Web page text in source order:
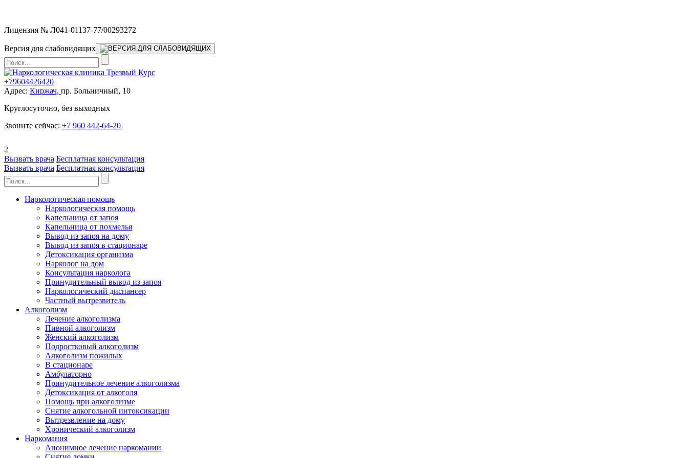
Лицензия № Л041-01137-77/00293272
Версия для слабовидящих
+79604426420
Адрес: Киржач, пр. Больничный, 10
Круглосуточно, без выходных
Звоните сейчас: +7 960 442-64-20
2
Вызвать врача Бесплатная консультация
Вызвать врача Бесплатная консультация
Наркологическая помощь
Наркологическая помощь
Капельница от запоя
Капельница от похмелья
Вывод из запоя на дому
Вывод из запоя в стационаре
Детоксикация организма
Нарколог на дом
Консультация нарколога
Принудительный вывод из запоя
Наркологический диспансер
Частный вытрезвитель
Алкоголизм
Лечение алкоголизма
Пивной алкоголизм
Женский алкоголизм
Подростковый алкоголизм
Алкоголизм пожилых
В стационаре
Амбулаторно
Принудительное лечение алкоголизма
Детоксикация от алкоголя
Помощь при алкоголизме
Снятие алкогольной интоксикации
Вытрезвление на дому
Хронический алкоголизм
Наркомания
Анонимное лечение наркомании